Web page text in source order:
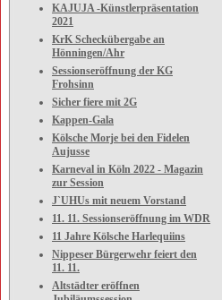
KAJUJA -Künstlerpräsentation
2021
KrK Scheckübergabe an
Hönningen/Ahr
Sessionseröffnung der KG
Frohsinn
Sicher fiere mit 2G
Kappen-Gala
Kölsche Morje bei den Fidelen
Aujusse
Karneval in Köln 2022 - Magazin
zur Session
J`UHUs mit neuem Vorstand
11. 11. Sessionseröffnung im WDR
11 Jahre Kölsche Harlequiins
Nippeser Bürgerwehr feiert den
11. 11.
Altstädter eröffnen